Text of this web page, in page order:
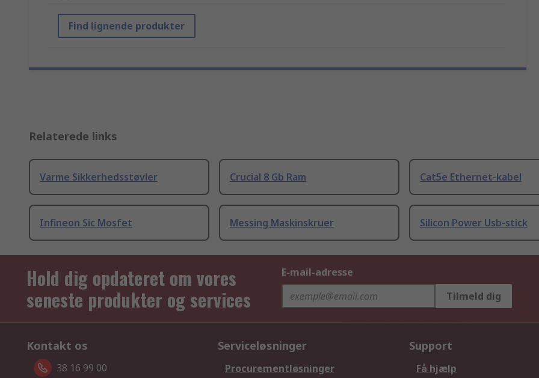
Find lignende produkter
Relaterede links
Varme Sikkerhedsstøvler Crucial 8 Gb Ram Cat5e Ethernet-kabel
Infineon Sic Mosfet Messing Maskinskruer Silicon Power Usb-stick
Hold dig opdateret om vores
seneste produkter og services
E-mail-adresse
Tilmeld dig
Kontakt os
38 16 99 00
Serviceløsninger
Procurementløsninger
Support
Få hjælp